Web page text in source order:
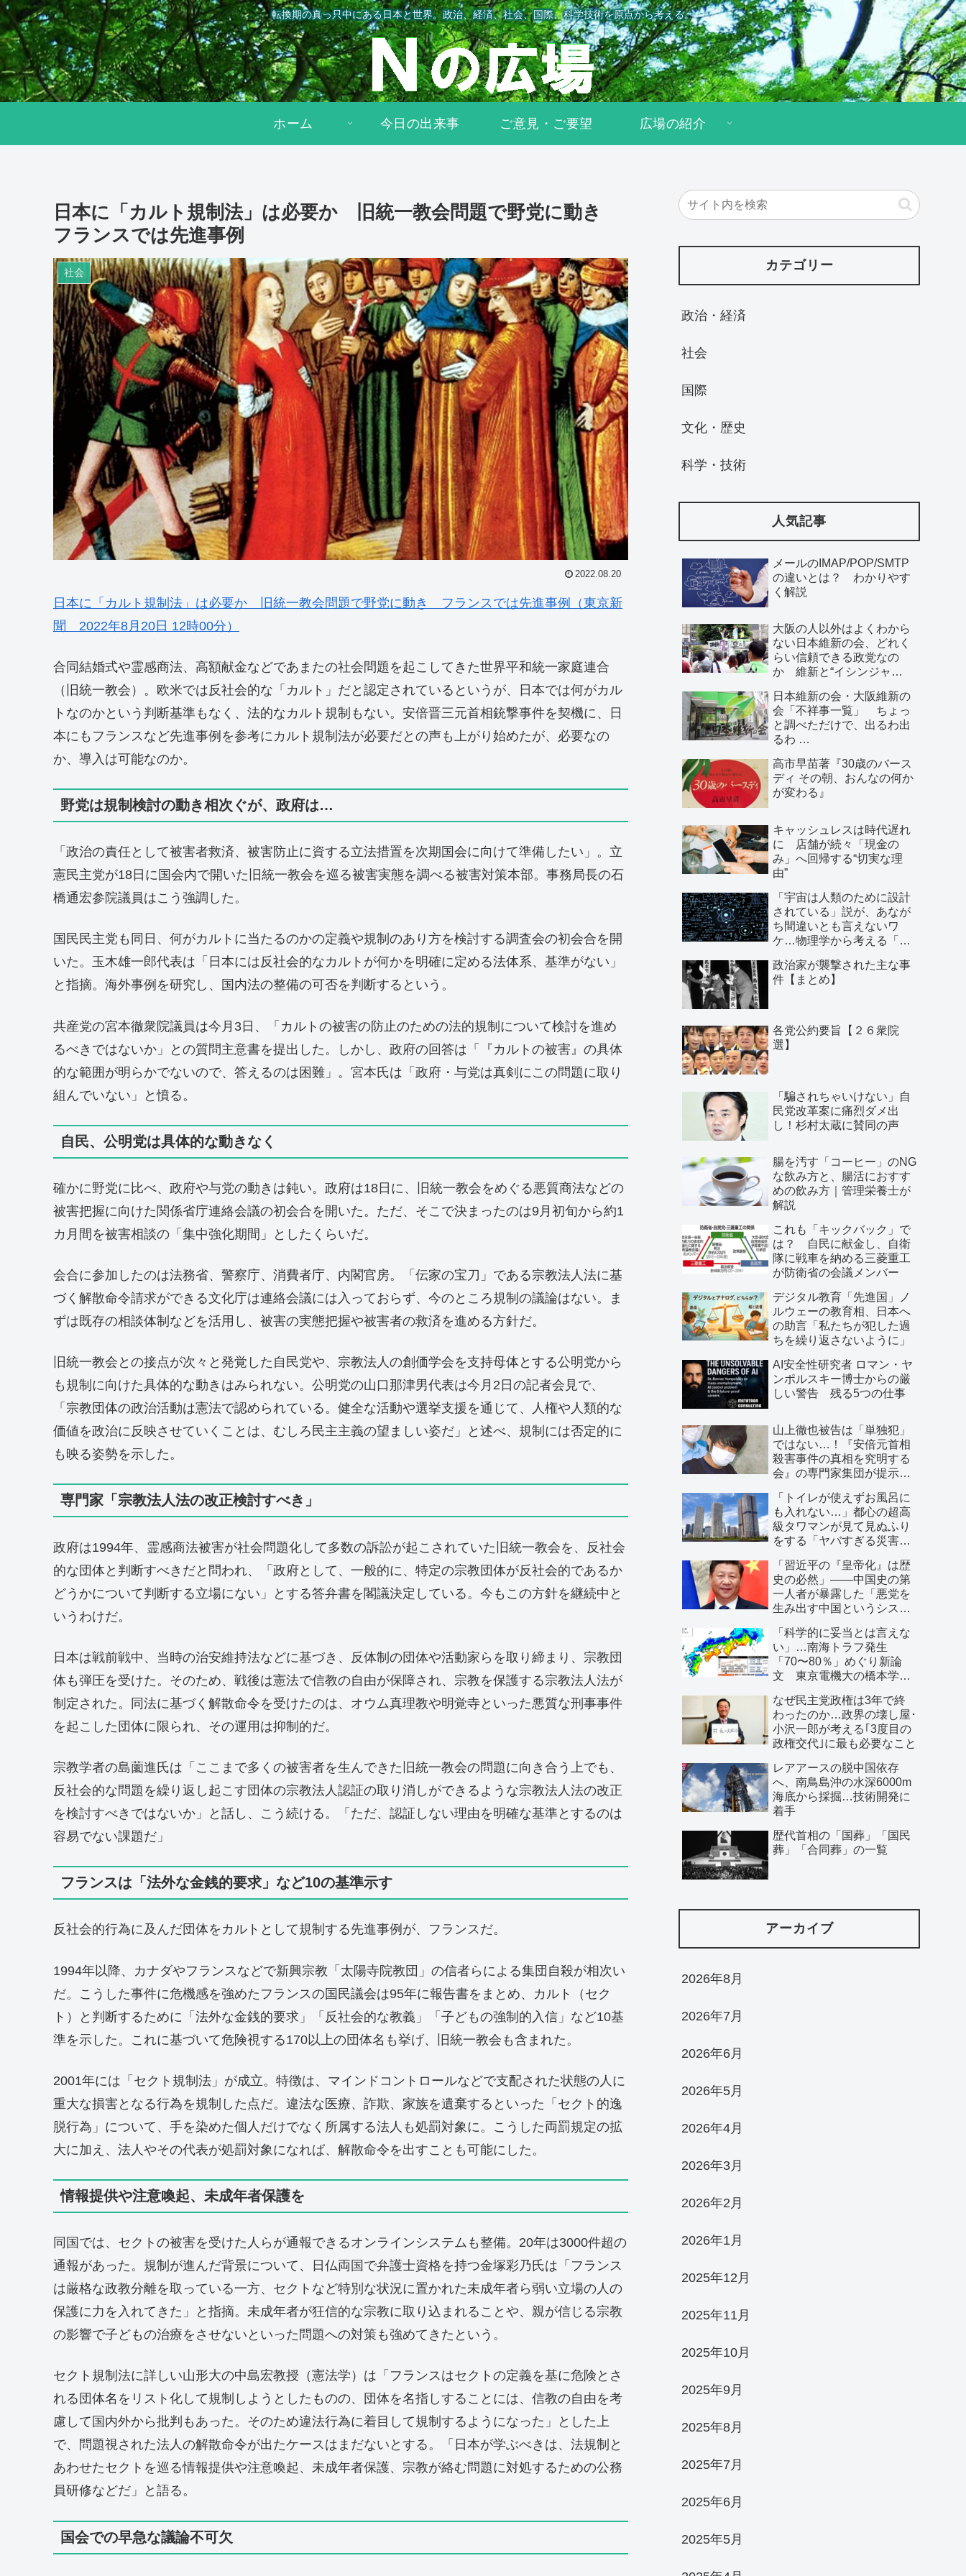
転換期の真っ只中にある日本と世界。政治、経済、社会、国際、科学技術を原点から考える。
ホーム 今日の出来事 ご意見・ご要望 広場の紹介
日本に「カルト規制法」は必要か 旧統一教会問題で野党に動き
フランスでは先進事例
社会
2022.08.20
日本に「カルト規制法」は必要か 旧統一教会問題で野党に動き フランスでは先進事例（東京新
聞 2022年8月20日 12時00分）
合同結婚式や霊感商法、高額献金などであまたの社会問題を起こしてきた世界平和統一家庭連合
（旧統一教会）。欧米では反社会的な「カルト」だと認定されているというが、日本では何がカル
トなのかという判断基準もなく、法的なカルト規制もない。安倍晋三元首相銃撃事件を契機に、日
本にもフランスなど先進事例を参考にカルト規制法が必要だとの声も上がり始めたが、必要なの
か、導入は可能なのか。
野党は規制検討の動き相次ぐが、政府は…
「政治の責任として被害者救済、被害防止に資する立法措置を次期国会に向けて準備したい」。立
憲民主党が18日に国会内で開いた旧統一教会を巡る被害実態を調べる被害対策本部。事務局長の石
橋通宏参院議員はこう強調した。
国民民主党も同日、何がカルトに当たるのかの定義や規制のあり方を検討する調査会の初会合を開
いた。玉木雄一郎代表は「日本には反社会的なカルトが何かを明確に定める法体系、基準がない」
と指摘。海外事例を研究し、国内法の整備の可否を判断するという。
共産党の宮本徹衆院議員は今月3日、「カルトの被害の防止のための法的規制について検討を進め
るべきではないか」との質問主意書を提出した。しかし、政府の回答は「『カルトの被害』の具体
的な範囲が明らかでないので、答えるのは困難」。宮本氏は「政府・与党は真剣にこの問題に取り
組んでいない」と憤る。
自民、公明党は具体的な動きなく
確かに野党に比べ、政府や与党の動きは鈍い。政府は18日に、旧統一教会をめぐる悪質商法などの
被害把握に向けた関係省庁連絡会議の初会合を開いた。ただ、そこで決まったのは9月初旬から約1
カ月間を被害相談の「集中強化期間」としたくらいだ。
会合に参加したのは法務省、警察庁、消費者庁、内閣官房。「伝家の宝刀」である宗教法人法に基
づく解散命令請求ができる文化庁は連絡会議には入っておらず、今のところ規制の議論はない。ま
ずは既存の相談体制などを活用し、被害の実態把握や被害者の救済を進める方針だ。
旧統一教会との接点が次々と発覚した自民党や、宗教法人の創価学会を支持母体とする公明党から
も規制に向けた具体的な動きはみられない。公明党の山口那津男代表は今月2日の記者会見で、
「宗教団体の政治活動は憲法で認められている。健全な活動や選挙支援を通じて、人権や人類的な
価値を政治に反映させていくことは、むしろ民主主義の望ましい姿だ」と述べ、規制には否定的に
も映る姿勢を示した。
専門家「宗教法人法の改正検討すべき」
政府は1994年、霊感商法被害が社会問題化して多数の訴訟が起こされていた旧統一教会を、反社会
的な団体と判断すべきだと問われ、「政府として、一般的に、特定の宗教団体が反社会的であるか
どうかについて判断する立場にない」とする答弁書を閣議決定している。今もこの方針を継続中と
いうわけだ。
日本は戦前戦中、当時の治安維持法などに基づき、反体制の団体や活動家らを取り締まり、宗教団
体も弾圧を受けた。そのため、戦後は憲法で信教の自由が保障され、宗教を保護する宗教法人法が
制定された。同法に基づく解散命令を受けたのは、オウム真理教や明覚寺といった悪質な刑事事件
を起こした団体に限られ、その運用は抑制的だ。
宗教学者の島薗進氏は「ここまで多くの被害者を生んできた旧統一教会の問題に向き合う上でも、
反社会的な問題を繰り返し起こす団体の宗教法人認証の取り消しができるような宗教法人法の改正
を検討すべきではないか」と話し、こう続ける。「ただ、認証しない理由を明確な基準とするのは
容易でない課題だ」
フランスは「法外な金銭的要求」など10の基準示す
反社会的行為に及んだ団体をカルトとして規制する先進事例が、フランスだ。
1994年以降、カナダやフランスなどで新興宗教「太陽寺院教団」の信者らによる集団自殺が相次い
だ。こうした事件に危機感を強めたフランスの国民議会は95年に報告書をまとめ、カルト（セク
ト）と判断するために「法外な金銭的要求」「反社会的な教義」「子どもの強制的入信」など10基
準を示した。これに基づいて危険視する170以上の団体名も挙げ、旧統一教会も含まれた。
2001年には「セクト規制法」が成立。特徴は、マインドコントロールなどで支配された状態の人に
重大な損害となる行為を規制した点だ。違法な医療、詐欺、家族を遺棄するといった「セクト的逸
脱行為」について、手を染めた個人だけでなく所属する法人も処罰対象に。こうした両罰規定の拡
大に加え、法人やその代表が処罰対象になれば、解散命令を出すことも可能にした。
情報提供や注意喚起、未成年者保護を
同国では、セクトの被害を受けた人らが通報できるオンラインシステムも整備。20年は3000件超の
通報があった。規制が進んだ背景について、日仏両国で弁護士資格を持つ金塚彩乃氏は「フランス
は厳格な政教分離を取っている一方、セクトなど特別な状況に置かれた未成年者ら弱い立場の人の
保護に力を入れてきた」と指摘。未成年者が狂信的な宗教に取り込まれることや、親が信じる宗教
の影響で子どもの治療をさせないといった問題への対策も強めてきたという。
セクト規制法に詳しい山形大の中島宏教授（憲法学）は「フランスはセクトの定義を基に危険とさ
れる団体名をリスト化して規制しようとしたものの、団体を名指しすることには、信教の自由を考
慮して国内外から批判もあった。そのため違法行為に着目して規制するようになった」とした上
で、問題視された法人の解散命令が出たケースはまだないとする。「日本が学ぶべきは、法規制と
あわせたセクトを巡る情報提供や注意喚起、未成年者保護、宗教が絡む問題に対処するための公務
員研修などだ」と語る。
国会での早急な議論不可欠
カテゴリー
政治・経済
社会
国際
文化・歴史
科学・技術
人気記事
メールのIMAP/POP/SMTP
の違いとは？ わかりやす
く解説
大阪の人以外はよくわから
ない日本維新の会、どれく
らい信頼できる政党なの
か 維新と“イシンジャ
る、大阪で起きていること
日本維新の会・大阪維新の
会「不祥事一覧」 ちょっ
と調べただけで、出るわ出
るわ …
高市早苗著『30歳のバース
ディ その朝、おんなの何か
が変わる』
キャッシュレスは時代遅れ
に 店舗が続々「現金の
み」へ回帰する“切実な理
由”
「宇宙は人類のために設計
されている」説が、あなが
ち間違いとも言えないワ
ケ…物理学から考える「こ
政治家が襲撃された主な事
件【まとめ】
各党公約要旨【２６衆院
選】
「騙されちゃいけない」自
民党改革案に痛烈ダメ出
し！杉村太蔵に賛同の声
腸を汚す「コーヒー」のNG
な飲み方と、腸活におすす
めの飲み方｜管理栄養士が
解説
これも「キックバック」で
は？ 自民に献金し、自衛
隊に戦車を納める三菱重工
が防衛省の会議メンバー
デジタル教育「先進国」ノ
ルウェーの教育相、日本へ
の助言「私たちが犯した過
ちを繰り返さないように」
AI安全性研究者 ロマン・ヤ
ンポルスキー博士からの厳
しい警告 残る5つの仕事
山上徹也被告は「単独犯」
ではない…！『安倍元首相
殺害事件の真相を究明する
会』の専門家集団が提示し
「トイレが使えずお風呂に
も入れない…」都心の超高
級タワマンが見て見ぬふり
をする「ヤバすぎる災害リ
「習近平の『皇帝化』は歴
史の必然」――中国史の第
一人者が暴露した「悪党を
生み出す中国というシステ
「科学的に妥当とは言えな
い」…南海トラフ発生
「70〜80％」めぐり新論
文 東京電機大の橋本学特
なぜ民主党政権は3年で終
わったのか…政界の壊し屋･
小沢一郎が考える｢3度目の
政権交代｣に最も必要なこと
レアアースの脱中国依存
へ、南鳥島沖の水深6000m
海底から採掘…技術開発に
着手
歴代首相の「国葬」「国民
葬」「合同葬」の一覧
アーカイブ
2026年8月
2026年7月
2026年6月
2026年5月
2026年4月
2026年3月
2026年2月
2026年1月
2025年12月
2025年11月
2025年10月
2025年9月
2025年8月
2025年7月
2025年6月
2025年5月